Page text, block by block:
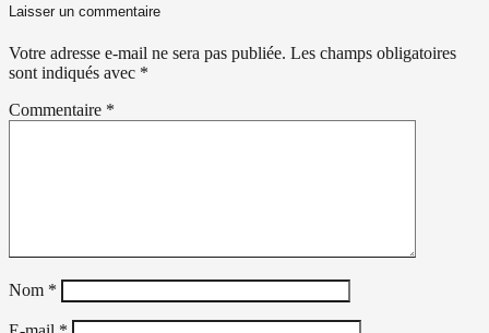
Laisser un commentaire
Votre adresse e-mail ne sera pas publiée. Les champs obligatoires
sont indiqués avec *
Commentaire *
Nom *